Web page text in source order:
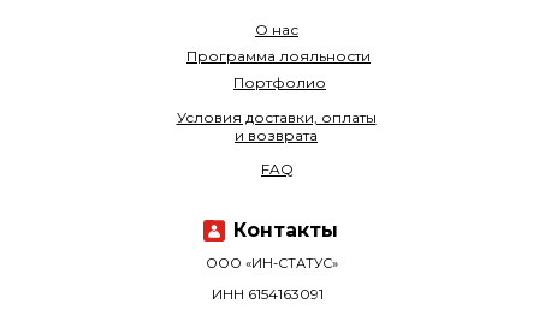
О нас
Программа лояльности
Портфолио
ООО «ИН-СТАТУС»
ИНН 6154163091
Условия доставки, оплаты
и возврата
FAQ
Контакты